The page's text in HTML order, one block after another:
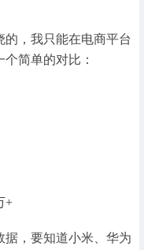
，我只能在电商平台
简单的对比：
+
据，要知道小米、华为